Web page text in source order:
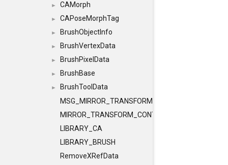
► CAMorph
► CAPoseMorphTag
► BrushObjectInfo
► BrushVertexData
► BrushPixelData
► BrushBase
►
BrushToolData
MSG_MIRROR_TRANSFORM
MIRROR_TRANSFORM_CONTAINER
LIBRARY_CA
LIBRARY_BRUSH
RemoveXRefData